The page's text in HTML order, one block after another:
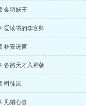
金羽妖王
爱读书的李客卿
林安进言
各路天才入神朝
司徒岚
见猎心喜